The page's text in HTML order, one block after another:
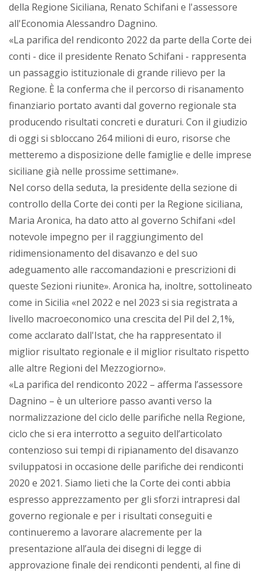
della Regione Siciliana, Renato Schifani e l'assessore
all'Economia Alessandro Dagnino.
«La parifica del rendiconto 2022 da parte della Corte dei
conti - dice il presidente Renato Schifani - rappresenta
un passaggio istituzionale di grande rilievo per la
Regione. È la conferma che il percorso di risanamento
finanziario portato avanti dal governo regionale sta
producendo risultati concreti e duraturi. Con il giudizio
di oggi si sbloccano 264 milioni di euro, risorse che
metteremo a disposizione delle famiglie e delle imprese
siciliane già nelle prossime settimane».
Nel corso della seduta, la presidente della sezione di
controllo della Corte dei conti per la Regione siciliana,
Maria Aronica, ha dato atto al governo Schifani «del
notevole impegno per il raggiungimento del
ridimensionamento del disavanzo e del suo
adeguamento alle raccomandazioni e prescrizioni di
queste Sezioni riunite». Aronica ha, inoltre, sottolineato
come in Sicilia «nel 2022 e nel 2023 si sia registrata a
livello macroeconomico una crescita del Pil del 2,1%,
come acclarato dall'Istat, che ha rappresentato il
miglior risultato regionale e il miglior risultato rispetto
alle altre Regioni del Mezzogiorno».
«La parifica del rendiconto 2022 – afferma l’assessore
Dagnino – è un ulteriore passo avanti verso la
normalizzazione del ciclo delle parifiche nella Regione,
ciclo che si era interrotto a seguito dell’articolato
contenzioso sui tempi di ripianamento del disavanzo
sviluppatosi in occasione delle parifiche dei rendiconti
2020 e 2021. Siamo lieti che la Corte dei conti abbia
espresso apprezzamento per gli sforzi intrapresi dal
governo regionale e per i risultati conseguiti e
continueremo a lavorare alacremente per la
presentazione all’aula dei disegni di legge di
approvazione finale dei rendiconti pendenti, al fine di